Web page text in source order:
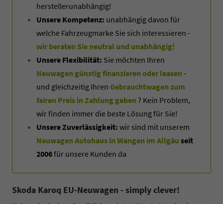
herstellerunabhängig!
Unsere Kompetenz: unabhängig davon für
welche Fahrzeugmarke Sie sich interessieren -
wir beraten Sie neutral und unabhängig!
Unsere Flexibilität: Sie möchten Ihren
Neuwagen günstig finanzieren oder leasen -
und gleichzeitig Ihren Gebrauchtwagen zum
fairen Preis in Zahlung geben ? Kein Problem,
wir finden immer die beste Lösung für Sie!
Unsere Zuverlässigkeit: wir sind mit unserem
Neuwagen Autohaus in Wangen im Allgäu seit
2006für unsere Kunden da
Skoda Karoq EU-Neuwagen - simply clever!